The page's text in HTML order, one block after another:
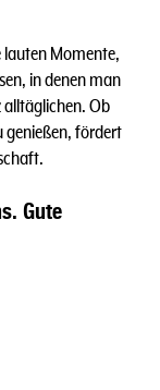
Momente,
in denen man
alltäglichen. Ob
genießen, fördert
Gute